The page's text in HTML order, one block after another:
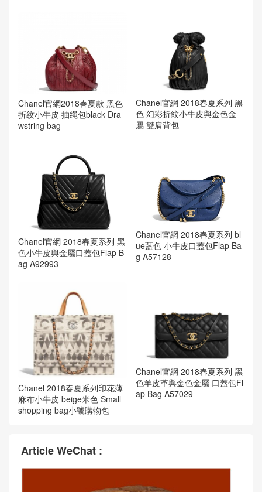
Chanel官網2018春夏款 黑色
折纹小牛皮 抽绳包black Dra
wstring bag
Chanel官網 2018春夏系列 黑
色 幻彩折紋小牛皮與金色金
屬 雙肩背包
Chanel官網 2018春夏系列 黑
色小牛皮與金屬口蓋包Flap B
ag A92993
Chanel官網 2018春夏系列 bl
ue藍色 小牛皮口蓋包Flap Ba
g A57128
Chanel 2018春夏系列印花薄
麻布小牛皮 beige米色 Small
shopping bag小號購物包
Chanel官網 2018春夏系列 黑
色羊皮革與金色金屬 口蓋包Fl
ap Bag A57029
Article WeChat :